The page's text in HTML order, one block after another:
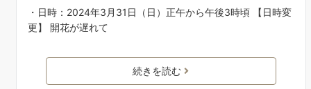
・日時：2024年3月31日（日）正午から午後3時頃 【日時変
更】 開花が遅れて
続きを読む